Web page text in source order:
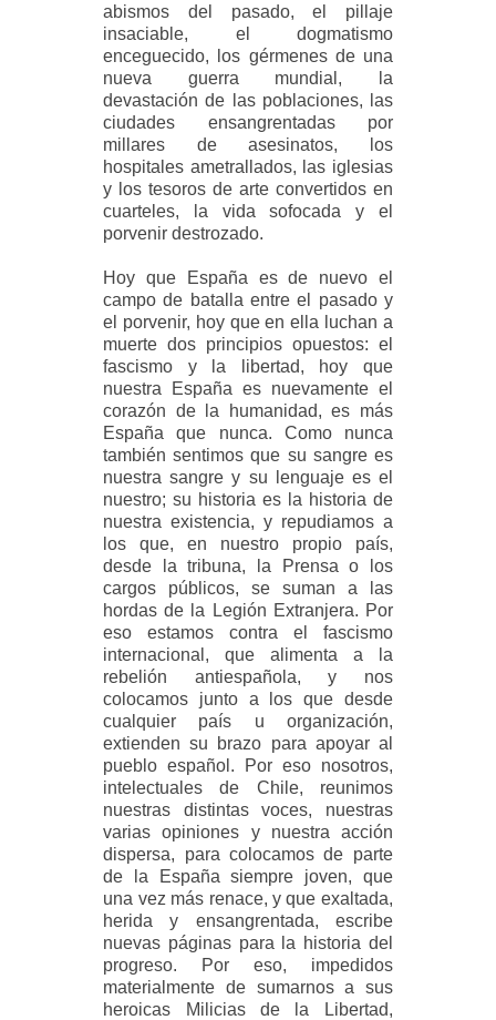
abismos del pasado, el pillaje
insaciable, el dogmatismo
enceguecido, los gérmenes de una
nueva guerra mundial, la
devastación de las poblaciones, las
ciudades ensangrentadas por
millares de asesinatos, los
hospitales ametrallados, las iglesias
y los tesoros de arte convertidos en
cuarteles, la vida sofocada y el
porvenir destrozado.
Hoy que España es de nuevo el
campo de batalla entre el pasado y
el porvenir, hoy que en ella luchan a
muerte dos principios opuestos: el
fascismo y la libertad, hoy que
nuestra España es nuevamente el
corazón de la humanidad, es más
España que nunca. Como nunca
también sentimos que su sangre es
nuestra sangre y su lenguaje es el
nuestro; su historia es la historia de
nuestra existencia, y repudiamos a
los que, en nuestro propio país,
desde la tribuna, la Prensa o los
cargos públicos, se suman a las
hordas de la Legión Extranjera. Por
eso estamos contra el fascismo
internacional, que alimenta a la
rebelión antiespañola, y nos
colocamos junto a los que desde
cualquier país u organización,
extienden su brazo para apoyar al
pueblo español. Por eso nosotros,
intelectuales de Chile, reunimos
nuestras distintas voces, nuestras
varias opiniones y nuestra acción
dispersa, para colocamos de parte
de la España siempre joven, que
una vez más renace, y que exaltada,
herida y ensangrentada, escribe
nuevas páginas para la historia del
progreso. Por eso, impedidos
materialmente de sumarnos a sus
heroicas Milicias de la Libertad,